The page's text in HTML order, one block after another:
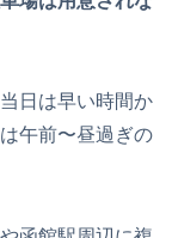
日は早い時間か
午前〜昼過ぎの